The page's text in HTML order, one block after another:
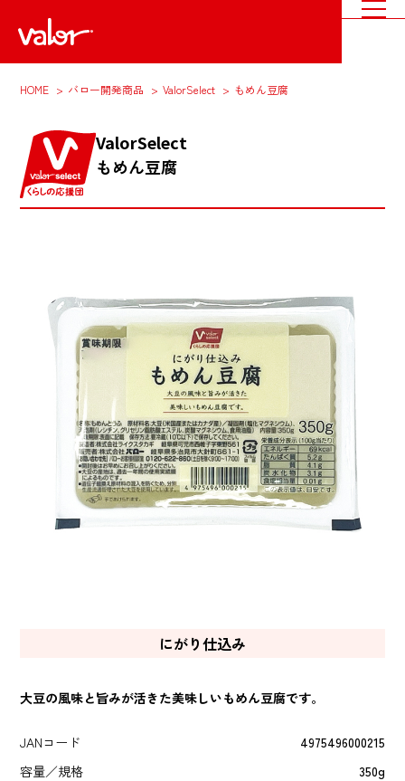
HOME バロー開発商品 ValorSelect もめん豆腐
ValorSelect
もめん豆腐
にがり仕込み
大豆の風味と旨みが活きた美味しいもめん豆腐です。
JANコード
4975496000215
容量／規格
350g